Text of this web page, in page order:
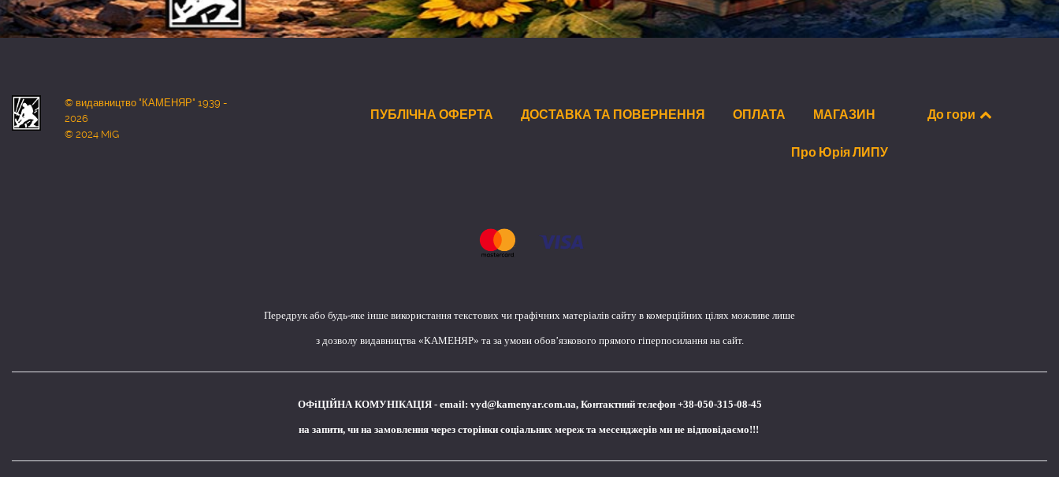
© видавництво "КАМЕНЯР" 1939 -
2026
© 2024 MiG
ПУБЛІЧНА ОФЕРТА ДОСТАВКА ТА ПОВЕРНЕННЯ ОПЛАТА МАГАЗИН
Про Юрія ЛИПУ
До гори
Передрук або будь-яке інше використання текстових чи графічних матеріалів сайту в комерційних цілях можливе лише
з дозволу видавництва «КАМЕНЯР» та за умови обов’язкового прямого гіперпосилання на сайт.
ОФіЦІЙНА КОМУНІКАЦІЯ - email: vyd@kamenyar.com.ua, Контактний телефон +38-050-315-08-45
на запити, чи на замовлення через сторінки соціальних мереж та месенджерів ми не відповідаємо!!!